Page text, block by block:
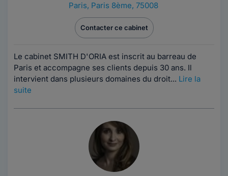
Paris, Paris 8ème, 75008
Contacter ce cabinet
Le cabinet SMITH D'ORIA est inscrit au barreau de
Paris et accompagne ses clients depuis 30 ans. Il
intervient dans plusieurs domaines du droit... Lire la
suite